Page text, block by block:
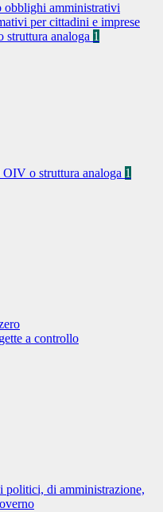
obblighi amministrativi
per cittadini e imprese
analoga 1
o struttura analoga 1
a controllo
politici, di amministrazione,